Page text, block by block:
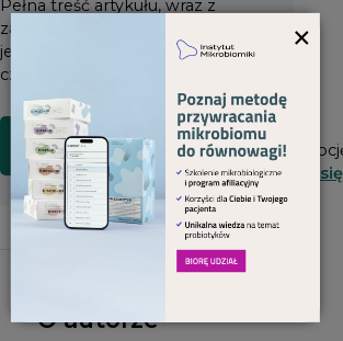
Pełna treść artykułu, wraz z
załącznikami do pobrania, dostępna
jest dla prenumeratorów
czasopisma, po zalogowaniu się.
CZYTAM
WYDANIE
SPRAWDZAM
OFERTĘ
Masz już
Zaloguj
O autorze
×